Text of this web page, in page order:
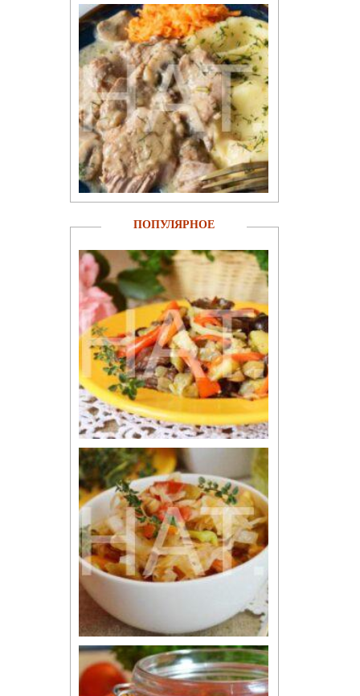
ПОПУЛЯРНОЕ